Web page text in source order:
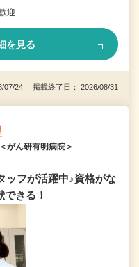
迎
を見る
07/24 掲載終了日： 2026/08/31
ん研有明病院＞
ッフが活躍中♪資格がな
きる！